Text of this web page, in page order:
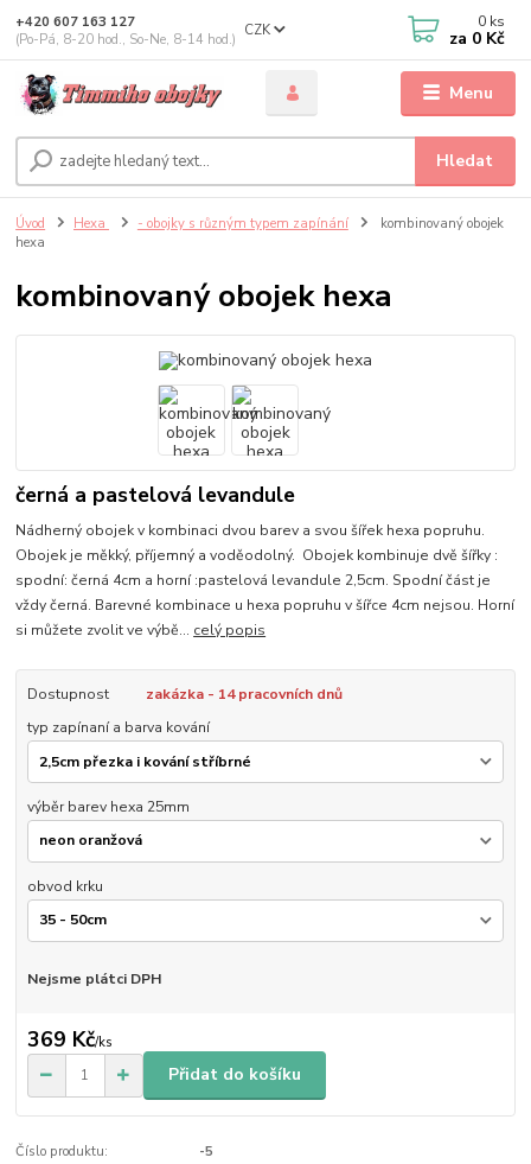
Menu
CZK
Hledat
+420 607 163 127
(Po-Pá, 8-20 hod., So-Ne, 8-14 hod.)
0 ks
za 0 Kč
Úvod Hexa - obojky s různým typem zapínání
kombinovaný obojek
hexa
kombinovaný obojek hexa
černá a pastelová levandule
Nádherný obojek v kombinaci dvou barev a svou šířek hexa popruhu.
Obojek je měkký, příjemný a voděodolný. Obojek kombinuje dvě šířky :
spodní: černá 4cm a horní :pastelová levandule 2,5cm. Spodní část je
vždy černá. Barevné kombinace u hexa popruhu v šířce 4cm nejsou. Horní
si můžete zvolit ve výbě... celý popis
Dostupnost
zakázka - 14 pracovních dnů
typ zapínaní a barva kování
výběr barev hexa 25mm
obvod krku
Nejsme plátci DPH
369 Kč/ks
Přidat do košíku
Číslo produktu: -5